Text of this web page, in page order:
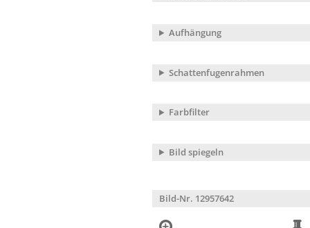
Aufhängung
Schattenfugenrahmen
Farbfilter
Bild spiegeln
Bild-Nr. 12957642